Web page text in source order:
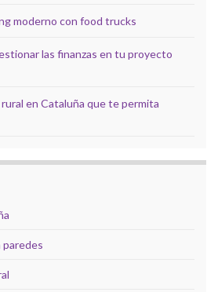
moderno con food trucks
las finanzas en tu proyecto
en Cataluña que te permita